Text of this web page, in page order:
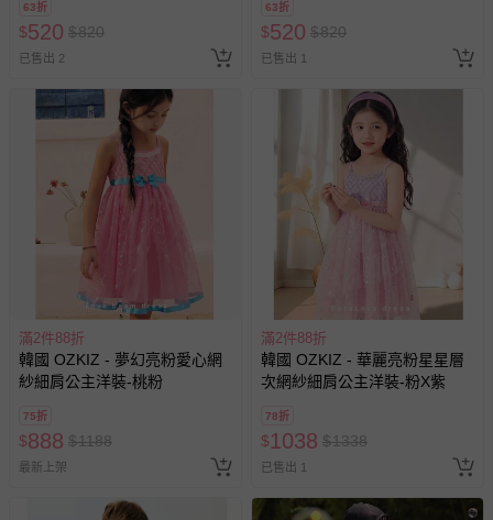
商品如因「價格、組合」等錯誤原因，導致無法安排出貨，
會主動以簡訊及mail通知訂單取消事宜，並將提供適當補
償。
63折
$520 $820
已售出 2
63折
$520 $820
已售出 1
滿2件88折
韓國 OZKIZ - 夢幻亮粉愛心網
紗細肩公主洋裝-桃粉
75折
$888 $1188
最新上架
滿2件88折
韓國 OZKIZ - 華麗亮粉星星層
次網紗細肩公主洋裝-粉X紫
78折
$1038 $1338
已售出 1